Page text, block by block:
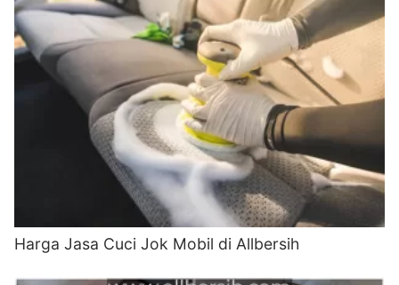
Harga Jasa Cuci Jok Mobil di Allbersih